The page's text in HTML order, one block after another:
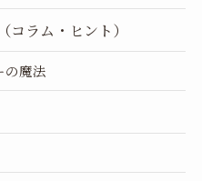
ラム・ヒント）
の魔法